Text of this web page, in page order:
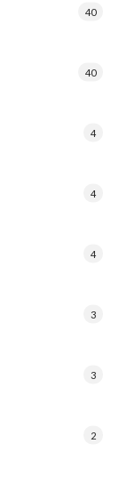
40
40
4
4
4
3
3
2